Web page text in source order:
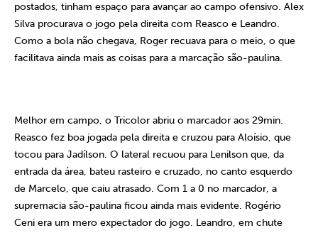
postados, tinham espaço para avançar ao campo ofensivo. Alex
Silva procurava o jogo pela direita com Reasco e Leandro.
Como a bola não chegava, Roger recuava para o meio, o que
facilitava ainda mais as coisas para a marcação são-paulina.
Melhor em campo, o Tricolor abriu o marcador aos 29min.
Reasco fez boa jogada pela direita e cruzou para Aloísio, que
tocou para Jadílson. O lateral recuou para Lenilson que, da
entrada da área, bateu rasteiro e cruzado, no canto esquerdo
de Marcelo, que caiu atrasado. Com 1 a 0 no marcador, a
supremacia são-paulina ficou ainda mais evidente. Rogério
Ceni era um mero expectador do jogo. Leandro, em chute